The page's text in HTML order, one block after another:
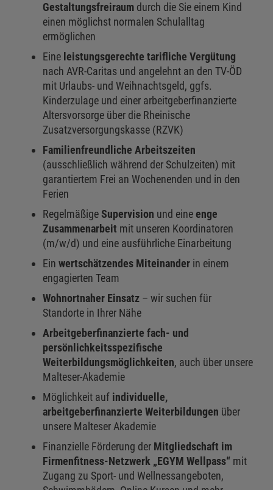
Gestaltungsfreiraum durch die Sie einem Kind
einen möglichst normalen Schulalltag
ermöglichen
Eine leistungsgerechte tarifliche Vergütung
nach AVR-Caritas und angelehnt an den TV-ÖD
mit Urlaubs- und Weihnachtsgeld, ggfs.
Kinderzulage und einer arbeitgeberfinanzierte
Altersvorsorge über die Rheinische
Zusatzversorgungskasse (RZVK)
Familienfreundliche Arbeitszeiten
(ausschließlich während der Schulzeiten) mit
garantiertem Frei an Wochenenden und in den
Ferien
RegelmäßigeSupervision und eineenge
Zusammenarbeit mit unseren Koordinatoren
(m/w/d) und eine ausführliche Einarbeitung
Ein wertschätzendes Miteinander in einem
engagierten Team
Wohnortnaher Einsatz – wir suchen für
Standorte in Ihrer Nähe
Arbeitgeberfinanzierte fach- und
persönlichkeitsspezifische
Weiterbildungsmöglichkeiten, auch über unsere
Malteser-Akademie
Möglichkeit auf individuelle,
arbeitgeberfinanzierte Weiterbildungen über
unsere Malteser Akademie
Finanzielle Förderung der Mitgliedschaft im
Firmenfitness-Netzwerk „EGYM Wellpass“ mit
Zugang zu Sport- und Wellnessangeboten,